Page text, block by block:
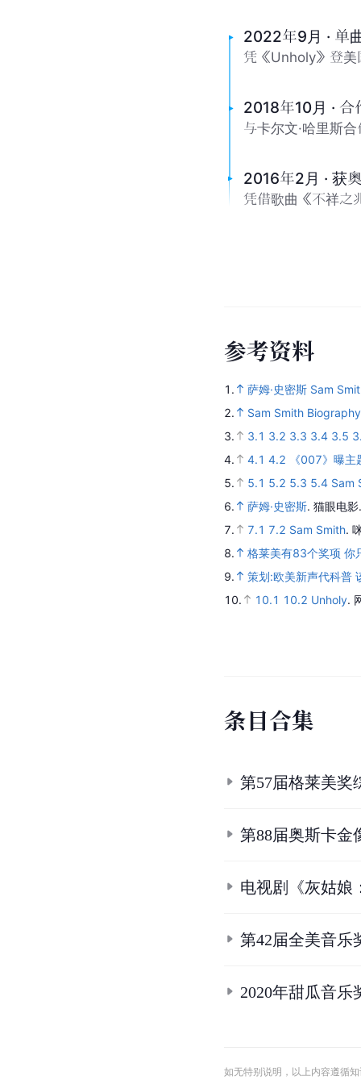
2022年9月 · 单
凭《Unholy》登
2018年10月 · 合
与卡尔文·哈里斯
2016年2月 · 获
凭借歌曲《不祥之
参考资料
1.
萨姆·史密斯 Sam
2.
Sam Smith Biography
3.
3.1 3.2 3.3 3.4 3.5
4.
4.1 4.2
《007》曝
5.
5.1 5.2 5.3 5.4 Sam
6.
萨姆·史密斯. 猫眼电
7.
7.1 7.2 Sam Smith.
8.
格莱美有83个奖项 你
9.
策划:欧美新声代科普
10.
10.1 10.2 Unholy.
条目合集
第57届格莱美奖
第88届奥斯卡金
电视剧《灰姑娘
第42届全美音乐
2020年甜瓜音乐
如无特别说明，以上内容遵循